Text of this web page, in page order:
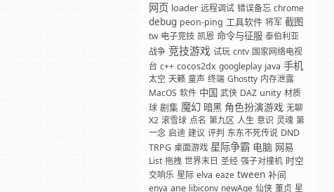
网页 loader 远程调试 错误备忘 chrome
debug peon-ping 工具软件 将军 截图
tw 电子竞技 凯恩 命令与征服 泰伯利亚
战争 竞技游戏 试玩 cntv 国家网络电视
台 c++ cocos2dx googleplay java 手机
太空 天籁 童声 终端 Ghostty 内存泄露
MacOS 软件 中国 武侠 DAZ unity 材质
球 剧集 魔幻 暗黑 角色扮演游戏 无聊
X2 滚雪球 点名 第九区 人生 意识 灵魂 第
一念 启迪 建议 评判 东东不死传说 DND
TRPG 桌面游戏 星际争霸 电脑 网易
List 拖拽 世界末日 圣经 强子对撞机 时空
交响乐 星际 elva eaze tween 补间
enya ane libiconv newAge 仙侠 董贞 星